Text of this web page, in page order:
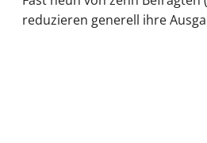
reduzieren generell ihre